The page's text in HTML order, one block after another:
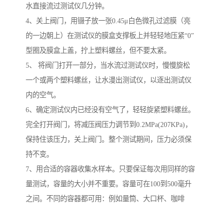
水直接流过测试仪几分钟。
4、关上阀门，用镊子放一张0.45μ白色微孔过滤膜（亮
的一边朝上）在测试仪的膜盒支撑板上并轻轻地压紧“0”
型圈及膜盒上盖，拧上塑料螺丝，但不要太紧。
5、 将阀门打开一部分，当水流过测试仪时，慢慢旋松
一个或两个塑料螺丝，让水漫出测试仪，以逐出测试仪
内的空气。
6、确定测试仪内已经没有空气了，轻轻旋紧塑料螺丝。
完全打开阀门，将减压阀压力调节到0.2MPa(207KPa)，
保持住该压力，关上阀门。整个测试期间，压力必须保
持不变。
7、用合适的容器收集水样本。只要保证每次用同样的容
量测试，容量的大小并不重要。容量可在100到500毫升
之间。不同的容器都可用：例如量筒、大口杯、咖啡